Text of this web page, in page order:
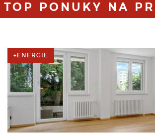
TOP PONUKY NA
+ENERGIE